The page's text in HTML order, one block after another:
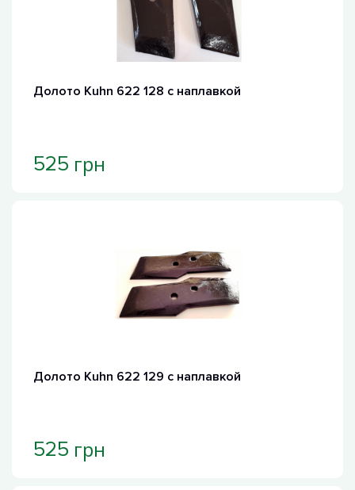
Долото Kuhn 622 128 с наплавкой
525 грн
Долото Kuhn 622 129 с наплавкой
525 грн